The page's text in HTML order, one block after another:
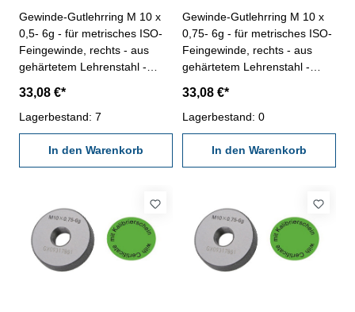
Gewinde-Gutlehrring M 10 x
0,5- 6g - für metrisches ISO-
Feingewinde, rechts - aus
gehärtetem Lehrenstahl -
Kalibrierschein nach
VDI/VDE/DGQ 2618/4.8
Abmessung: M 10 x 0,5
33,08 €*
Lagerbestand: 7
In den Warenkorb
Gewinde-Gutlehrring M 10 x
0,75- 6g - für metrisches ISO-
Feingewinde, rechts - aus
gehärtetem Lehrenstahl -
Kalibrierschein nach
VDI/VDE/DGQ 2618/4.8
Abmessung: M 10 x 0,75
33,08 €*
Lagerbestand: 0
In den Warenkorb